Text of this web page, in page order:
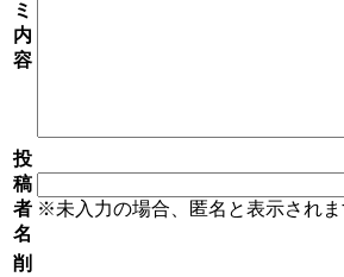
ミ
内
容
投
稿
者
名
※未入力の場合、匿名と表示されま
削